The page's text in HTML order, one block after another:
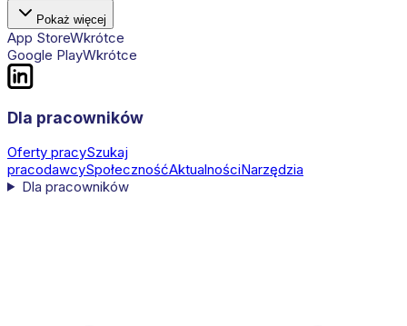
Pokaż więcej
App StoreWkrótce
Google PlayWkrótce
Dla pracowników
Oferty pracySzukaj
pracodawcySpołecznośćAktualnościNarzędzia
Dla pracowników